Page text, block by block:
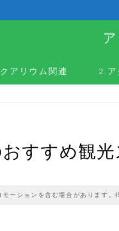
アリウム関連 2.ア
すすめ観光
モーションを含む場合があります。